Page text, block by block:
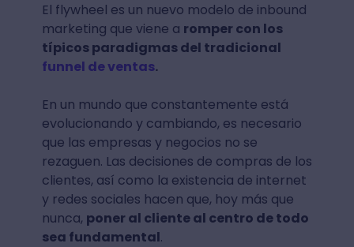
El flywheel es un nuevo modelo de inbound
marketing que viene a romper con los
típicos paradigmas del tradicional
funnel de ventas.
En un mundo que constantemente está
evolucionando y cambiando, es necesario
que las empresas y negocios no se
rezaguen. Las decisiones de compras de los
clientes, así como la existencia de internet
y redes sociales hacen que, hoy más que
nunca, poner al cliente al centro de todo
sea fundamental.